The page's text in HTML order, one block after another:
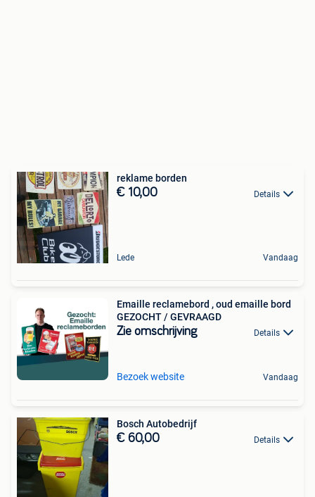
reklame borden
€ 10,00 Details
Lede Vandaag
Emaille reclamebord , oud emaille bord
GEZOCHT / GEVRAAGD
Zie omschrijving Details
Bezoek website Vandaag
Bosch Autobedrijf
€ 60,00 Details